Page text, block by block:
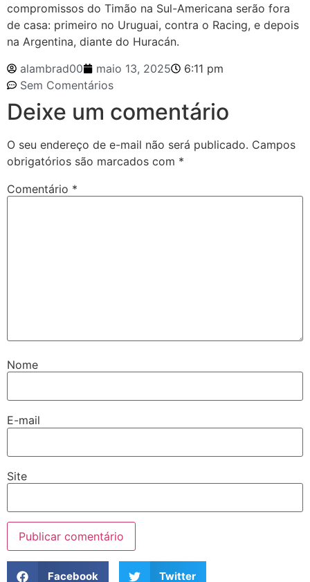
compromissos do Timão na Sul-Americana serão fora
de casa: primeiro no Uruguai, contra o Racing, e depois
na Argentina, diante do Huracán.
alambrad00
maio 13, 2025
6:11 pm
Sem Comentários
Deixe um comentário
O seu endereço de e-mail não será publicado. Campos
obrigatórios são marcados com *
Comentário *
Nome
E-mail
Site
Facebook Twitter